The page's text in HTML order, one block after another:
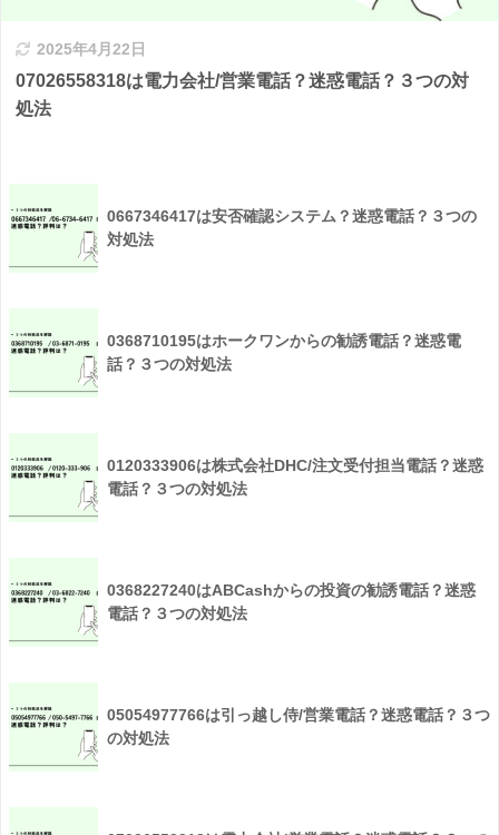
2025年4月22日
07026558318は電力会社/営業電話？迷惑電話？３つの対
処法
0667346417は安否確認システム？迷惑電話？３つの
対処法
0368710195はホークワンからの勧誘電話？迷惑電
話？３つの対処法
0120333906は株式会社DHC/注文受付担当電話？迷惑
電話？３つの対処法
0368227240はABCashからの投資の勧誘電話？迷惑
電話？３つの対処法
05054977766は引っ越し侍/営業電話？迷惑電話？３つ
の対処法